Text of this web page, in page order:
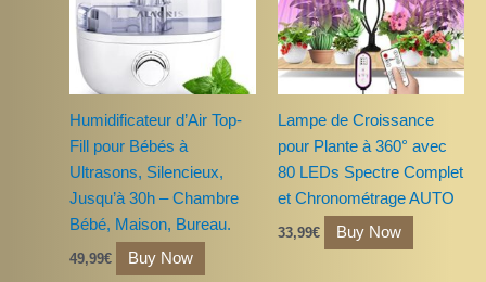
Humidificateur d’Air Top-
Fill pour Bébés à
Ultrasons, Silencieux,
Jusqu’à 30h – Chambre
Bébé, Maison, Bureau.
49,99€ Buy Now
Lampe de Croissance
pour Plante à 360° avec
80 LEDs Spectre Complet
et Chronométrage AUTO
33,99€ Buy Now